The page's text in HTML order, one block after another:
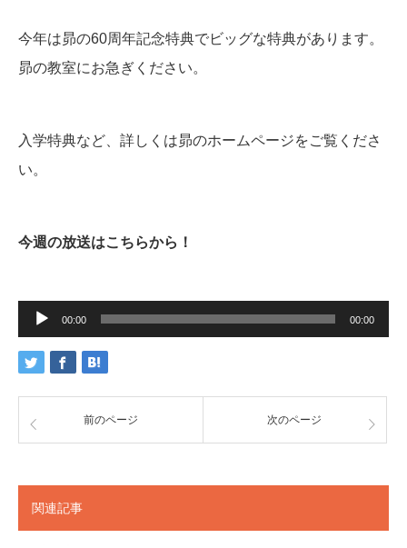
今年は昴の60周年記念特典でビッグな特典があります。
昴の教室にお急ぎください。
入学特典など、詳しくは昴のホームページをご覧くださ
い。
今週の放送はこちらから！
ー
ヤ
00:00 00:00
前のページ 次のページ
関連記事